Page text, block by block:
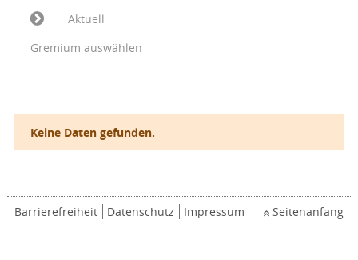
Aktuell
Gremium auswählen
Keine Daten gefunden.
Barrierefreiheit Datenschutz Impressum Seitenanfang